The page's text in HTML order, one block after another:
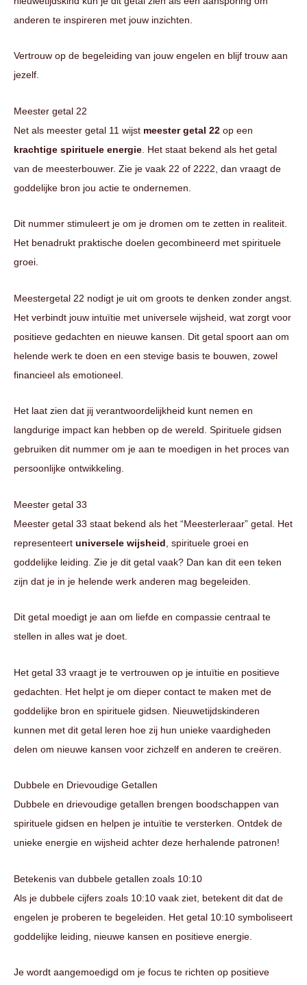
anderen te inspireren met jouw inzichten.
Vertrouw op de begeleiding van jouw engelen en blijf trouw aan
jezelf.
Meester getal 22
Net als meester getal 11 wijst meester getal 22 op een
krachtige spirituele energie . Het staat bekend als het getal
van de meesterbouwer. Zie je vaak 22 of 2222, dan vraagt de
goddelijke bron jou actie te ondernemen.
Dit nummer stimuleert je om je dromen om te zetten in realiteit.
Het benadrukt praktische doelen gecombineerd met spirituele
groei.
Meestergetal 22 nodigt je uit om groots te denken zonder angst.
Het verbindt jouw intuïtie met universele wijsheid, wat zorgt voor
positieve gedachten en nieuwe kansen. Dit getal spoort aan om
helende werk te doen en een stevige basis te bouwen, zowel
financieel als emotioneel.
Het laat zien dat jij verantwoordelijkheid kunt nemen en
langdurige impact kan hebben op de wereld. Spirituele gidsen
gebruiken dit nummer om je aan te moedigen in het proces van
persoonlijke ontwikkeling.
Meester getal 33
Meester getal 33 staat bekend als het “Meesterleraar” getal. Het
representeert universele wijsheid , spirituele groei en
goddelijke leiding. Zie je dit getal vaak? Dan kan dit een teken
zijn dat je in je helende werk anderen mag begeleiden.
Dit getal moedigt je aan om liefde en compassie centraal te
stellen in alles wat je doet.
Het getal 33 vraagt je te vertrouwen op je intuïtie en positieve
gedachten. Het helpt je om dieper contact te maken met de
goddelijke bron en spirituele gidsen. Nieuwetijdskinderen
kunnen met dit getal leren hoe zij hun unieke vaardigheden
delen om nieuwe kansen voor zichzelf en anderen te creëren.
Dubbele en Drievoudige Getallen
Dubbele en drievoudige getallen brengen boodschappen van
spirituele gidsen en helpen je intuïtie te versterken. Ontdek de
unieke energie en wijsheid achter deze herhalende patronen!
Betekenis van dubbele getallen zoals 10:10
Als je dubbele cijfers zoals 10:10 vaak ziet, betekent dit dat de
engelen je proberen te begeleiden. Het getal 10:10 symboliseert
goddelijke leiding, nieuwe kansen en positieve energie.
Je wordt aangemoedigd om je focus te richten op positieve